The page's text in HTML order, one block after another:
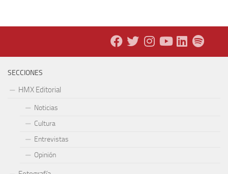
SECCIONES
HMX Editorial
Noticias
Cultura
Entrevistas
Opinión